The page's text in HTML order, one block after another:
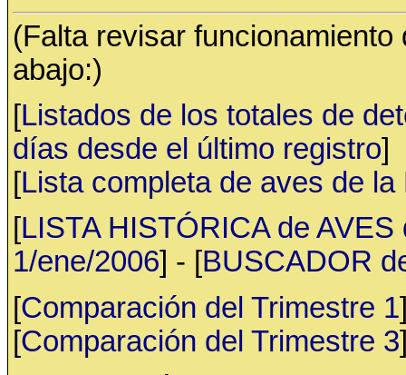
(Falta revisar
abajo:)
[Listados de los totales de
días desde el último registro]
[Lista completa de aves de
[LISTA HISTÓRICA de
1/ene/2006] - [BUSCADOR
[Comparación del Trimestre 1
[Comparación del Trimestre 3